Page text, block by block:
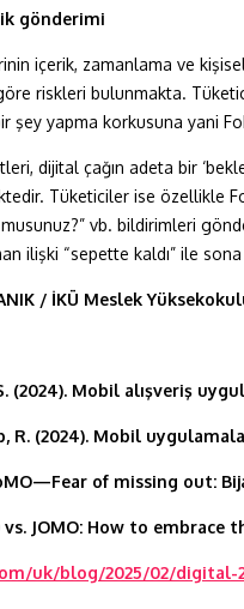
gönderimi
içerik, zamanlama ve
riskleri bulunmakta.
şey yapma korkusuna yani
dijital çağın adeta bir
Tüketiciler ise özellikle
vb. bildirimleri
ilişki “sepette kaldı” ile
/ İKÜ Meslek
(2024). Mobil alışveriş
R. (2024). Mobil
of missing out:
vs. JOMO: How to
uk/blog/2025/02/digital-